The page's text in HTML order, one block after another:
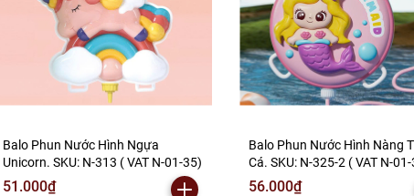
Balo Phun Nước Hình Ngựa
Unicorn. SKU: N-313 ( VAT N-01-35)
51.000₫
Balo Phun Nước Hình Nàng
Cá. SKU: N-325-2 ( VAT N-
56.000₫